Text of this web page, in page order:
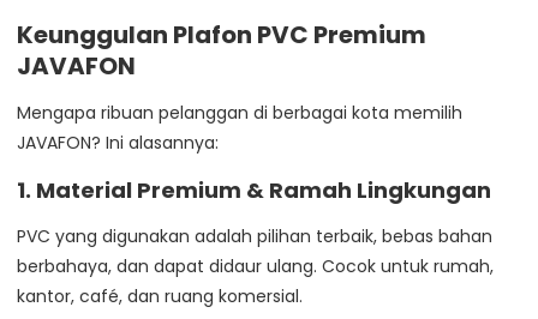
Keunggulan Plafon PVC Premium
JAVAFON
Mengapa ribuan pelanggan di berbagai kota memilih
JAVAFON? Ini alasannya:
1. Material Premium & Ramah Lingkungan
PVC yang digunakan adalah pilihan terbaik, bebas bahan
berbahaya, dan dapat didaur ulang. Cocok untuk rumah,
kantor, café, dan ruang komersial.